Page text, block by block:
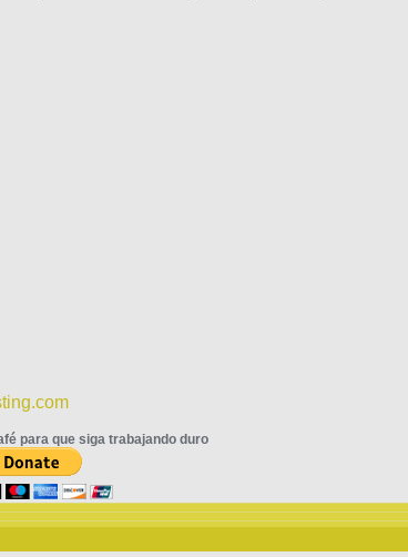
para que siga trabajando duro